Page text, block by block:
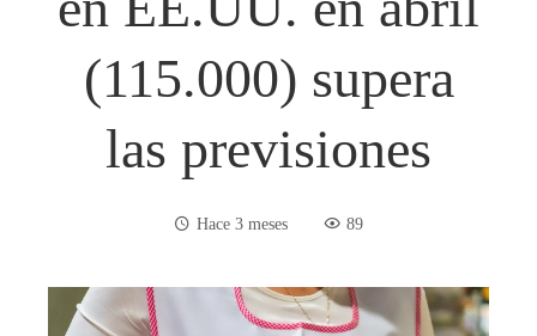
(115.000) supera
las previsiones
Hace 3 meses 89